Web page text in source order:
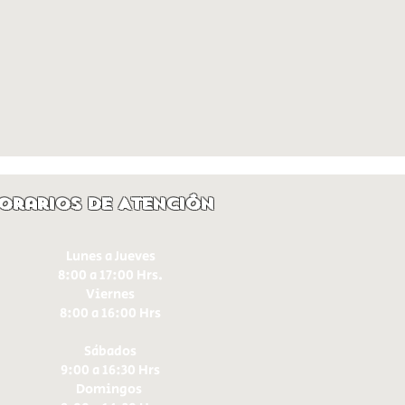
de Atención
Lunes a Jueves
8:00 a 17:00 Hrs.
Viernes
8:00 a 16:00 Hrs​
Sábados
9:00 a 16:30 Hrs
Domingos